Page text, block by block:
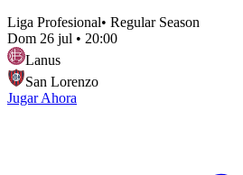
Liga Profesional• Regular Season
Dom 26 jul • 20:00
Lanus
San Lorenzo
Jugar Ahora